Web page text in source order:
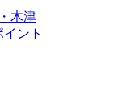
木津
ント